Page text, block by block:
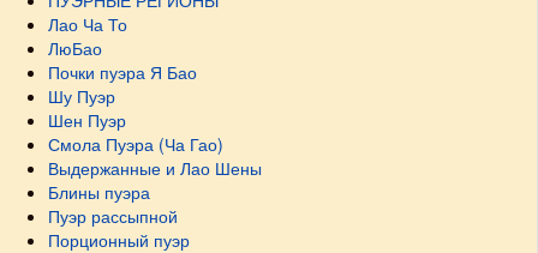
Лао Ча То
ЛюБао
Почки пуэра Я Бао
Шу Пуэр
Шен Пуэр
Смола Пуэра (Ча Гао)
Выдержанные и Лао Шены
Блины пуэра
Пуэр рассыпной
Порционный пуэр